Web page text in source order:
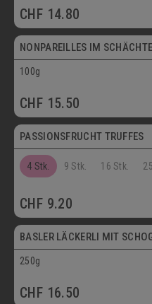
CHF 14.80
Postversand
NONPAREILLES IM
100g
CHF 15.50
Postversand
PASSIONSFRUCHT TRUFFES
4 Stk. 9 Stk. 16 Stk.
CHF 9.20
Vegetarisch
BASLER LÄCKERLI MIT
250g
CHF 16.50